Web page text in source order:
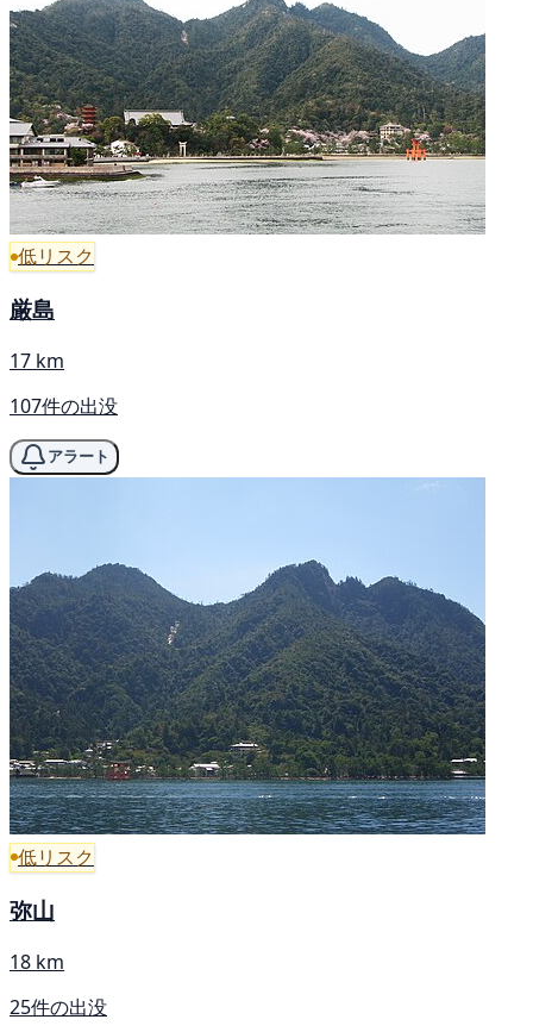
低リスク
厳島
17 km
107件の出没
アラート
低リスク
弥山
18 km
25件の出没